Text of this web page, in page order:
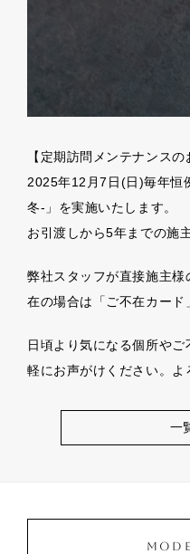
【定期訪問メンテナンスの
2025年12月7日(日)毎年恒
冬-」を実施いたします。
お引渡しから5年までの施
弊社スタッフが直接施主
在の場合は「ご不在カード
日頃より気になる個所や
軽にお声がけください。よ
一